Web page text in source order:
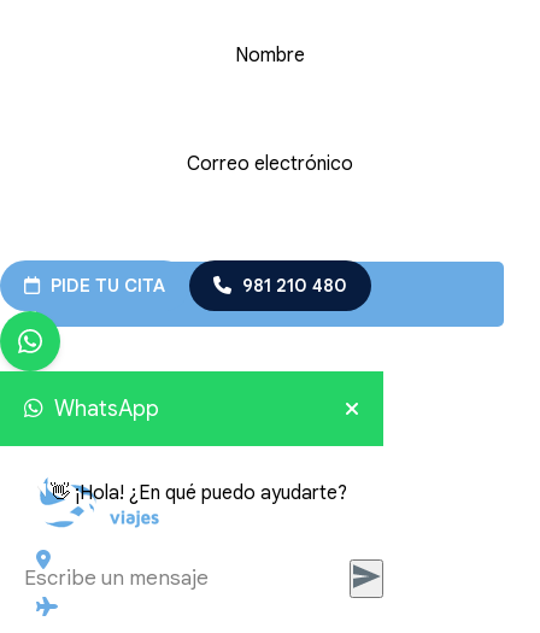
Nombre
Correo electrónico
15004 A Coruña
PIDE TU CITA 981 210 480
WhatsApp
👋 ¡Hola! ¿En qué puedo ayudarte?